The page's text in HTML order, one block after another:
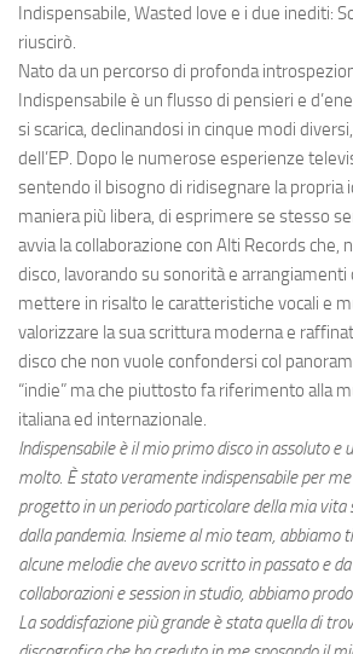
Indispensabile, Wasted love e i due inediti:
riuscirò.
Nato da un percorso di profonda
Indispensabile è un flusso di pensieri e
si scarica, declinandosi in cinque modi
dell’EP. Dopo le numerose esperienze
sentendo il bisogno di ridisegnare la propria
maniera più libera, di esprimere se stesso
avvia la collaborazione con Alti Records che,
disco, lavorando su sonorità e arrangiamenti
mettere in risalto le caratteristiche vocali e
valorizzare la sua scrittura moderna e
disco che non vuole confondersi col
“indie” ma che piuttosto fa riferimento alla
italiana ed internazionale.
Indispensabile è il mio primo disco in assoluto e
molto. È stato veramente indispensabile per
progetto in un periodo particolare della mia
dalla pandemia. Insieme al mio team, abbiamo
alcune melodie che avevo scritto in passato e
collaborazioni e session in studio, abbiamo
La soddisfazione più grande è stata quella di